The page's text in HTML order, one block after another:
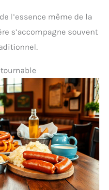
l’essence même de la
s’accompagne souvent